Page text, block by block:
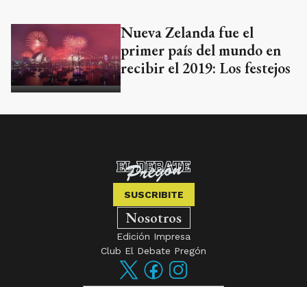
Nueva Zelanda fue el
primer país del mundo en
recibir el 2019: Los festejos
SUSCRIBITE
Nosotros
Edición Impresa
Club El Debate Pregón